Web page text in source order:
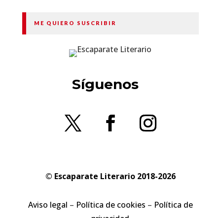
ME QUIERO SUSCRIBIR
Síguenos
© Escaparate Literario 2018-2026
Aviso legal – Política de cookies – Política de